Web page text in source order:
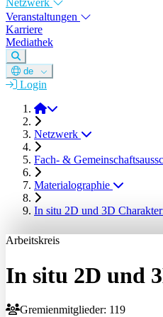
Netzwerk
Veranstaltungen
Karriere
Mediathek
de
Login
DGM e.V.
Netzwerk
Fach- &
Materialographie
In situ 2D und 3D
Arbeitskreis
In situ 2D und
Gremienmitglieder: 119